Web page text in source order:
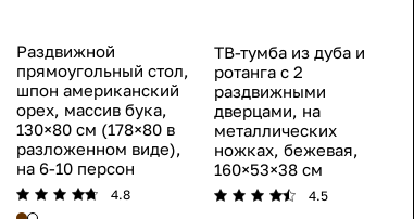
Раздвижной
прямоугольный стол,
шпон американский
орех, массив бука,
130×80 см (178×80 в
разложенном виде),
на 6-10 персон
4.8
ТВ-тумба из дуба и
ротанга с 2
раздвижными
дверцами, на
металлических
ножках, бежевая,
160×53×38 см
4.5